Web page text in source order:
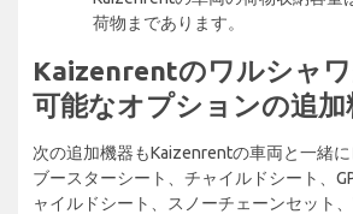
荷物まであります。
Kaizenrentのワルシャワ
可能なオプションの追加
次の追加機器もKaizenrentの車両と一緒に
ブースターシート、チャイルドシート、
ャイルドシート、スノーチェーンセット、